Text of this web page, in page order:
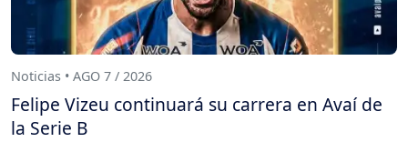
Noticias • AGO 7 / 2026
Felipe Vizeu continuará su carrera en Avaí de
la Serie B